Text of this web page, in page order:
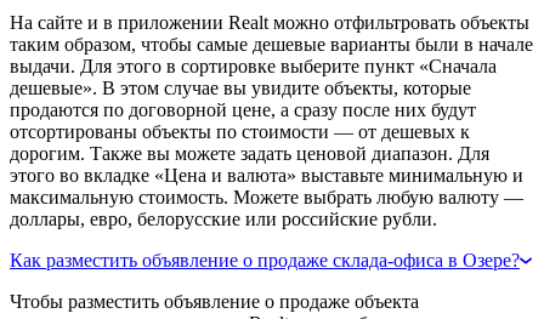
На сайте и в приложении Realt можно отфильтровать объекты
таким образом, чтобы самые дешевые варианты были в начале
выдачи. Для этого в сортировке выберите пункт «Сначала
дешевые». В этом случае вы увидите объекты, которые
продаются по договорной цене, а сразу после них будут
отсортированы объекты по стоимости — от дешевых к
дорогим. Также вы можете задать ценовой диапазон. Для
этого во вкладке «Цена и валюта» выставьте минимальную и
максимальную стоимость. Можете выбрать любую валюту —
доллары, евро, белорусские или российские рубли.
Как разместить объявление о продаже склада-офиса в Озере?
Чтобы разместить объявление о продаже объекта